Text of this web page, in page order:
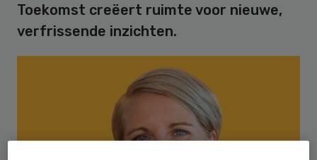
Toekomst creëert ruimte voor nieuwe,
verfrissende inzichten.